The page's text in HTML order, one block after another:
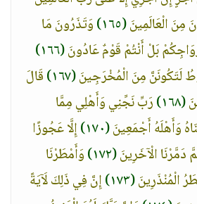
مِنَ الْعَالَمِينَ(١٦٥)
وَتَذَرُونَ مَا
بَلْ أَنْتُمْ قَوْمٌ عَادُونَ(١٦٦)
لَتَكُونَنَّ مِنَ الْمُخْرَجِينَ(١٦٧)
قَالَ
(١٦٨)
رَبِّ نَجِّنِي وَأَهْلِي مِمَّا
وَأَهْلَهُ أَجْمَعِينَ(١٧٠)
إِلَّا عَجُوزًا
دَمَّرْنَا الْآخَرِينَ(١٧٢)
وَأَمْطَرْنَا
الْمُنْذَرِينَ(١٧٣)
إِنَّ فِي ذَلِكَ لَآيَةً